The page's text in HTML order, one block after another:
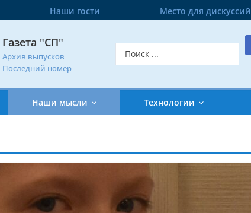
Наши гости Место для дискуссий
Газета "СП"
Архив выпусков
Последний номер
Наши мысли Технологии